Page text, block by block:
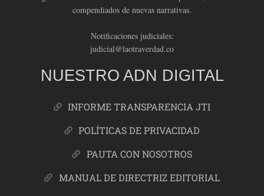
compendiados de nuevas narrativas.
Notificaciones judiciales:
judicial@laotraverdad.co
NUESTRO ADN DIGITAL
INFORME TRANSPARENCIA JTI
POLÍTICAS DE PRIVACIDAD
PAUTA CON NOSOTROS
MANUAL DE DIRECTRIZ EDITORIAL